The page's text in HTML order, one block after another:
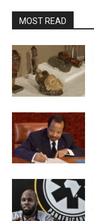
MOST READ